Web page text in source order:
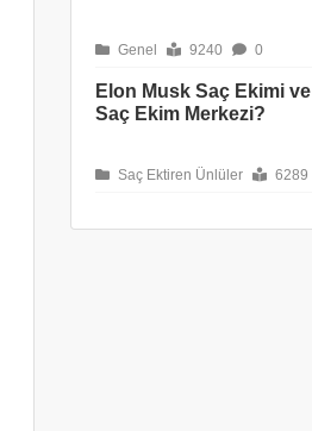
Genel 9240 0
Elon Musk Saç Ekimi ve
Saç Ekim Merkezi?
Saç Ektiren Ünlüler 6289